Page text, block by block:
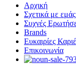
Αρχική
Σχετικά με εμάς
Συχνές
Brands
Ευκαιρίες
Επικοινωνία